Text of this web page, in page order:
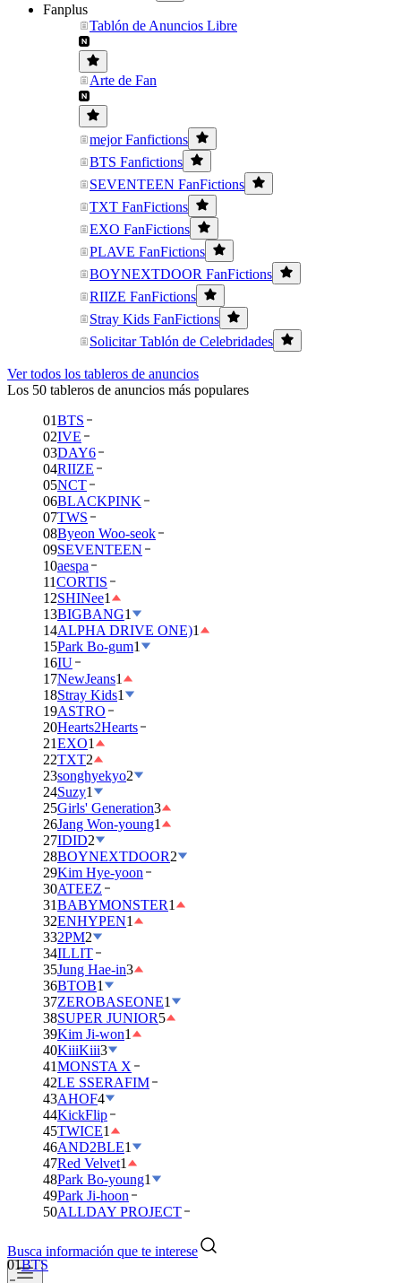
Fanplus
Tablón de Anuncios Libre
Arte de Fan
mejor Fanfictions
BTS Fanfictions
SEVENTEEN FanFictions
TXT FanFictions
EXO FanFictions
PLAVE FanFictions
BOYNEXTDOOR FanFictions
RIIZE FanFictions
Stray Kids FanFictions
Solicitar Tablón de Celebridades
Ver todos los tableros de anuncios
Los 50 tableros de anuncios más populares
01BTS
02IVE
03DAY6
04RIIZE
05NCT
06BLACKPINK
07TWS
08Byeon Woo-seok
09SEVENTEEN
10aespa
11CORTIS
12SHINee1
13BIGBANG1
14ALPHA DRIVE ONE)1
15Park Bo-gum1
16IU
17NewJeans1
18Stray Kids1
19ASTRO
20Hearts2Hearts
21EXO1
22TXT2
23songhyekyo2
24Suzy1
25Girls' Generation3
26Jang Won-young1
27IDID2
28BOYNEXTDOOR2
29Kim Hye-yoon
30ATEEZ
31BABYMONSTER1
32ENHYPEN1
332PM2
34ILLIT
35Jung Hae-in3
36BTOB1
37ZEROBASEONE1
38SUPER JUNIOR5
39Kim Ji-won1
40KiiiKiii3
41MONSTA X
42LE SSERAFIM
43AHOF4
44KickFlip
45TWICE1
46AND2BLE1
47Red Velvet1
48Park Bo-young1
49Park Ji-hoon
50ALLDAY PROJECT
Busca información que te interese
01BTS